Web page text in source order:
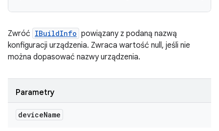
Zwróć IBuildInfo powiązany z podaną nazwą
konfiguracji urządzenia. Zwraca wartość null, jeśli nie
można dopasować nazwy urządzenia.
Parametry
deviceName